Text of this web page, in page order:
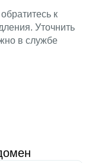
к
Уточнить
в службе